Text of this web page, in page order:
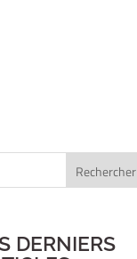
Rechercher
DERNIERS